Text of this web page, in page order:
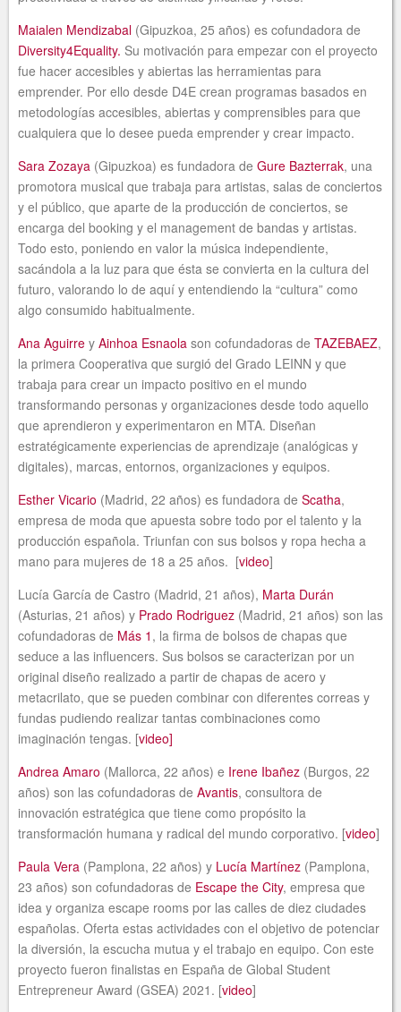
Maialen Mendizabal (Gipuzkoa, 25 años) es cofundadora de
Diversity4Equality. Su motivación para empezar con el proyecto
fue hacer accesibles y abiertas las herramientas para
emprender. Por ello desde D4E crean programas basados en
metodologías accesibles, abiertas y comprensibles para que
cualquiera que lo desee pueda emprender y crear impacto.
Sara Zozaya (Gipuzkoa) es fundadora de Gure Bazterrak, una
promotora musical que trabaja para artistas, salas de conciertos
y el público, que aparte de la producción de conciertos, se
encarga del booking y el management de bandas y artistas.
Todo esto, poniendo en valor la música independiente,
sacándola a la luz para que ésta se convierta en la cultura del
futuro, valorando lo de aquí y entendiendo la “cultura” como
algo consumido habitualmente.
Ana Aguirre y Ainhoa Esnaola son cofundadoras de TAZEBAEZ,
la primera Cooperativa que surgió del Grado LEINN y que
trabaja para crear un impacto positivo en el mundo
transformando personas y organizaciones desde todo aquello
que aprendieron y experimentaron en MTA. Diseñan
estratégicamente experiencias de aprendizaje (analógicas y
digitales), marcas, entornos, organizaciones y equipos.
Esther Vicario (Madrid, 22 años) es fundadora de Scatha,
empresa de moda que apuesta sobre todo por el talento y la
producción española. Triunfan con sus bolsos y ropa hecha a
mano para mujeres de 18 a 25 años. [video]
Lucía García de Castro (Madrid, 21 años), Marta Durán
(Asturias, 21 años) y Prado Rodriguez (Madrid, 21 años) son las
cofundadoras de Más 1 , la firma de bolsos de chapas que
seduce a las influencers. Sus bolsos se caracterizan por un
original diseño realizado a partir de chapas de acero y
metacrilato, que se pueden combinar con diferentes correas y
fundas pudiendo realizar tantas combinaciones como
imaginación tengas. [video]
Andrea Amaro (Mallorca, 22 años) e Irene Ibañez (Burgos, 22
años) son las cofundadoras de Avantis, consultora de
innovación estratégica que tiene como propósito la
transformación humana y radical del mundo corporativo. [video]
Paula Vera (Pamplona, 22 años) y Lucía Martínez (Pamplona,
23 años) son cofundadoras de Escape the City, empresa que
idea y organiza escape rooms por las calles de diez ciudades
españolas. Oferta estas actividades con el objetivo de potenciar
la diversión, la escucha mutua y el trabajo en equipo. Con este
proyecto fueron finalistas en España de Global Student
Entrepreneur Award (GSEA) 2021. [video]